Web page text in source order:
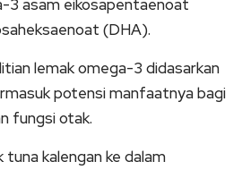
3 asam eikosapentaenoat
(DHA).
lemak omega-3 didasarkan
potensi manfaatnya bagi
fungsi otak.
kalengan ke dalam